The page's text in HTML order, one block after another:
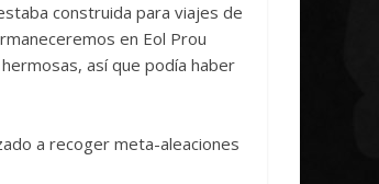
construida para viajes de
en Eol Prou
así que podía haber
a recoger meta-aleaciones